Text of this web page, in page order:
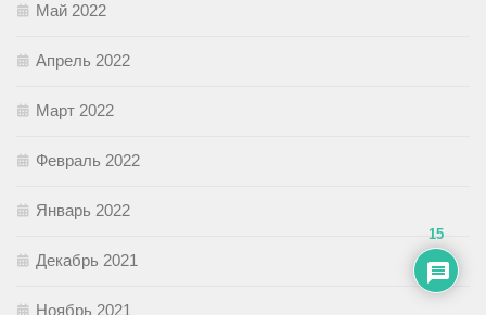
Май 2022
Апрель 2022
Март 2022
Февраль 2022
Январь 2022
Декабрь 2021
Ноябрь 2021
15